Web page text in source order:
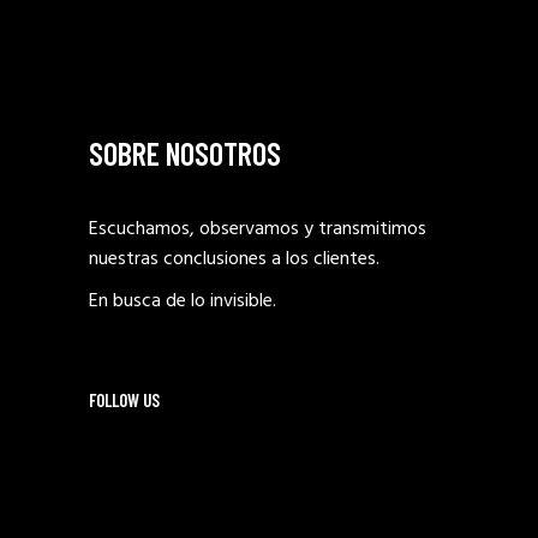
SOBRE NOSOTROS
Escuchamos, observamos y transmitimos
nuestras conclusiones a los clientes.
En busca de lo invisible.
FOLLOW US